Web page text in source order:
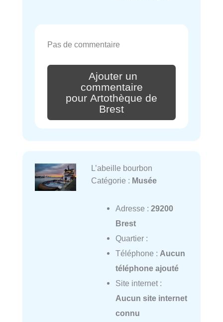
Pas de commentaire
Ajouter un
commentaire
pour Artothèque de
Brest
L’abeille bourbon
Catégorie : Musée
Adresse : 29200
Brest
Quartier :
Téléphone : Aucun
téléphone ajouté
Site internet :
Aucun site internet
connu